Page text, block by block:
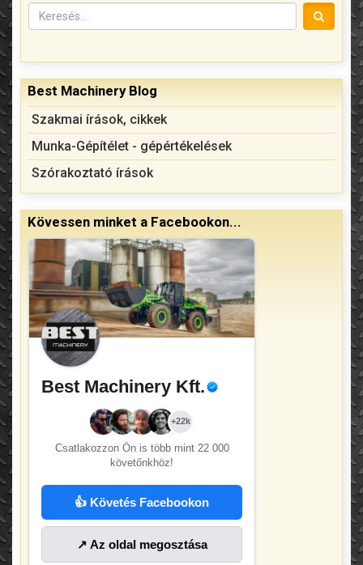
Best Machinery Blog
Szakmai írások, cikkek
Munka-Gépítélet - gépértékelések
Szórakoztató írások
Kövessen minket a Facebookon...
Best Machinery Kft.
+22k
Csatlakozzon Ön is több mint 22 000
követőnkhöz!
👍 Követés Facebookon
↗ Az oldal megosztása